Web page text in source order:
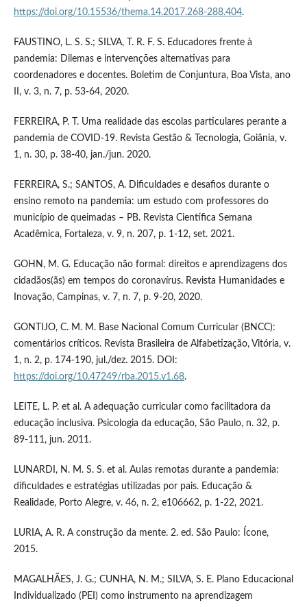
https://doi.org/10.15536/thema.14.2017.268-288.404.
FAUSTINO, L. S. S.; SILVA, T. R. F. S. Educadores frente à
pandemia: Dilemas e intervenções alternativas para
coordenadores e docentes. Boletim de Conjuntura, Boa Vista, ano
II, v. 3, n. 7, p. 53-64, 2020.
FERREIRA, P. T. Uma realidade das escolas particulares perante a
pandemia de COVID-19. Revista Gestão & Tecnologia, Goiânia, v.
1, n. 30, p. 38-40, jan./jun. 2020.
FERREIRA, S.; SANTOS, A. Dificuldades e desafios durante o
ensino remoto na pandemia: um estudo com professores do
município de queimadas – PB. Revista Científica Semana
Acadêmica, Fortaleza, v. 9, n. 207, p. 1-12, set. 2021.
GOHN, M. G. Educação não formal: direitos e aprendizagens dos
cidadãos(ãs) em tempos do coronavírus. Revista Humanidades e
Inovação, Campinas, v. 7, n. 7, p. 9-20, 2020.
GONTIJO, C. M. M. Base Nacional Comum Curricular (BNCC):
comentários críticos. Revista Brasileira de Alfabetização, Vitória, v.
1, n. 2, p. 174-190, jul./dez. 2015. DOI:
https://doi.org/10.47249/rba.2015.v1.68.
LEITE, L. P. et al. A adequação curricular como facilitadora da
educação inclusiva. Psicologia da educação, São Paulo, n. 32, p.
89-111, jun. 2011.
LUNARDI, N. M. S. S. et al. Aulas remotas durante a pandemia:
dificuldades e estratégias utilizadas por pais. Educação &
Realidade, Porto Alegre, v. 46, n. 2, e106662, p. 1-22, 2021.
LURIA, A. R. A construção da mente. 2. ed. São Paulo: Ícone,
2015.
MAGALHÃES, J. G.; CUNHA, N. M.; SILVA, S. E. Plano Educacional
Individualizado (PEI) como instrumento na aprendizagem